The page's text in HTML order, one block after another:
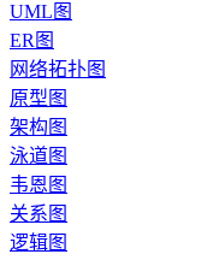
UML图
ER图
网络拓扑图
原型图
架构图
泳道图
韦恩图
关系图
逻辑图